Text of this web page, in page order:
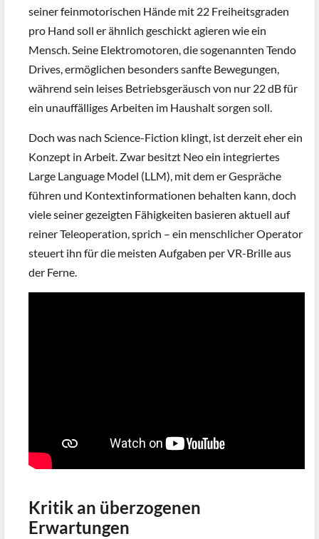
seiner feinmotorischen Hände mit 22 Freiheitsgraden
pro Hand soll er ähnlich geschickt agieren wie ein
Mensch. Seine Elektromotoren, die sogenannten Tendo
Drives, ermöglichen besonders sanfte Bewegungen,
während sein leises Betriebsgeräusch von nur 22 dB für
ein unauffälliges Arbeiten im Haushalt sorgen soll.
Doch was nach Science-Fiction klingt, ist derzeit eher ein
Konzept in Arbeit. Zwar besitzt Neo ein integriertes
Large Language Model (LLM), mit dem er Gespräche
führen und Kontextinformationen behalten kann, doch
viele seiner gezeigten Fähigkeiten basieren aktuell auf
reiner Teleoperation, sprich – ein menschlicher Operator
steuert ihn für die meisten Aufgaben per VR-Brille aus
der Ferne.
Kritik an überzogenen
Erwartungen